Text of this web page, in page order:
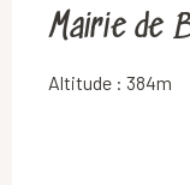
Mairie de
Altitude : 384m